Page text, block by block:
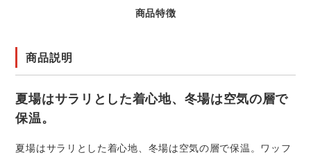
商品特徴
商品説明
夏場はサラリとした着心地、冬場は空気の層で
保温。
夏場はサラリとした着心地、冬場は空気の層で保温。ワッフ